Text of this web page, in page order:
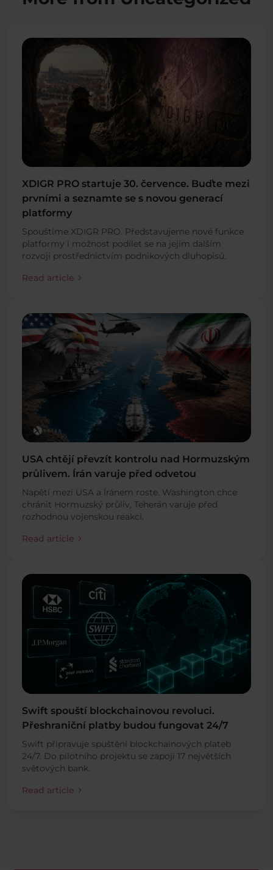
XDIGR PRO startuje 30. července. Buďte mezi
prvními a seznamte se s novou generací
platformy
Spouštíme XDIGR PRO. Představujeme nové funkce
platformy i možnost podílet se na jejím dalším
rozvoji prostřednictvím podnikových dluhopisů.
Read article chevron_right
USA chtějí převzít kontrolu nad Hormuzským
průlivem. Írán varuje před odvetou
Napětí mezi USA a Íránem roste. Washington chce
chránit Hormuzský průliv, Teherán varuje před
rozhodnou vojenskou reakcí.
Read article chevron_right
Swift spouští blockchainovou revoluci.
Přeshraniční platby budou fungovat 24/7
Swift připravuje spuštění blockchainových plateb
24/7. Do pilotního projektu se zapojí 17 největších
světových bank.
Read article chevron_right